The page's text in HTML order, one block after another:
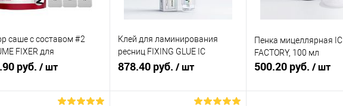
саше с составом #2
FIXER для
ресниц и
SEXY LAMINATION, (3
x 2мл)
руб. / шт
Клей для ламинирования
ресниц FIXING GLUE IC
FACTORY, 5 мл
878.40 руб. / шт
Пенка мицеллярная IC
FACTORY, 100 мл
500.20 руб. / шт